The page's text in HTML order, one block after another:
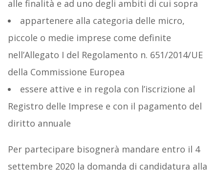
alle finalità e ad uno degli ambiti di cui sopra
appartenere alla categoria delle micro,
piccole o medie imprese come definite
nell’Allegato I del Regolamento n. 651/2014/UE
della Commissione Europea
essere attive e in regola con l’iscrizione al
Registro delle Imprese e con il pagamento del
diritto annuale
Per partecipare bisognerà mandare entro il 4
settembre 2020 la domanda di candidatura alla